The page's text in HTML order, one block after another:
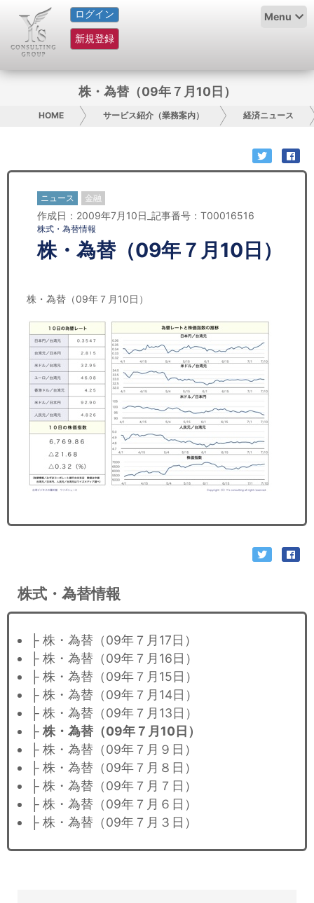
ログイン
新規登録
Menu
HOME
サービス紹介
グループ概要
日本人にPR
コンサルティング
経済ニュース
労務顧問
ＩＴ
飲食店情報
株・為替（09年７月10日）
HOME サービス紹介（業務案内） 経済ニュース
ニュース 金融
作成日：2009年7月10日_記事番号：T00016516
株式・為替情報
株・為替（09年７月10日）
株・為替（09年７月10日）
株式・為替情報
├ 株・為替（09年７月17日）
├ 株・為替（09年７月16日）
├ 株・為替（09年７月15日）
├ 株・為替（09年７月14日）
├ 株・為替（09年７月13日）
├ 株・為替（09年７月10日）
├ 株・為替（09年７月９日）
├ 株・為替（09年７月８日）
├ 株・為替（09年７月７日）
├ 株・為替（09年７月６日）
├ 株・為替（09年７月３日）